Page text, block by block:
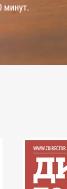
минут.